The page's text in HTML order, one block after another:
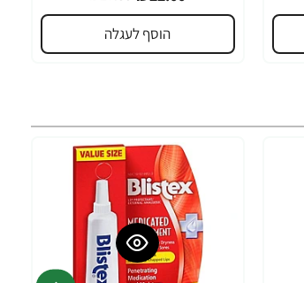
הוסף לעגלה